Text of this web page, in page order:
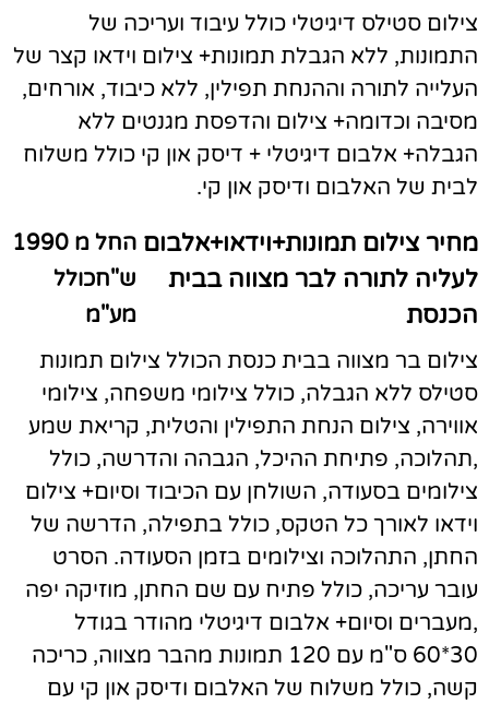
צילום סטילס דיגיטלי כולל עיבוד ועריכה של
התמונות, ללא הגבלת תמונות+ צילום וידאו קצר של
העלייה לתורה וההנחת תפילין, ללא כיבוד, אורחים,
מסיבה וכדומה+ צילום והדפסת מגנטים ללא
הגבלה+ אלבום דיגיטלי + דיסק און קי כולל משלוח
לבית של האלבום ודיסק און קי.
מחיר צילום תמונות+וידאו+אלבום
לעליה לתורה לבר מצווה בבית
הכנסת
החל מ 1990
ש"חכולל
מע"מ
צילום בר מצווה בבית כנסת הכולל צילום תמונות
סטילס ללא הגבלה, כולל צילומי משפחה, צילומי
אווירה, צילום הנחת התפילין והטלית, קריאת שמע
,תהלוכה, פתיחת ההיכל, הגבהה והדרשה, כולל
צילומים בסעודה, השולחן עם הכיבוד וסיום+ צילום
וידאו לאורך כל הטקס, כולל בתפילה, הדרשה של
החתן, התהלוכה וצילומים בזמן הסעודה. הסרט
עובר עריכה, כולל פתיח עם שם החתן, מוזיקה יפה
,מעברים וסיום+ אלבום דיגיטלי מהודר בגודל
30*60 ס"מ עם 120 תמונות מהבר מצווה, כריכה
קשה, כולל משלוח של האלבום ודיסק און קי עם